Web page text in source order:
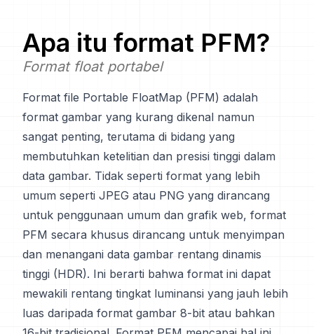
Apa itu format PFM?
Format float portabel
Format file Portable FloatMap (PFM) adalah
format gambar yang kurang dikenal namun
sangat penting, terutama di bidang yang
membutuhkan ketelitian dan presisi tinggi dalam
data gambar. Tidak seperti format yang lebih
umum seperti JPEG atau PNG yang dirancang
untuk penggunaan umum dan grafik web, format
PFM secara khusus dirancang untuk menyimpan
dan menangani data gambar rentang dinamis
tinggi (HDR). Ini berarti bahwa format ini dapat
mewakili rentang tingkat luminansi yang jauh lebih
luas daripada format gambar 8-bit atau bahkan